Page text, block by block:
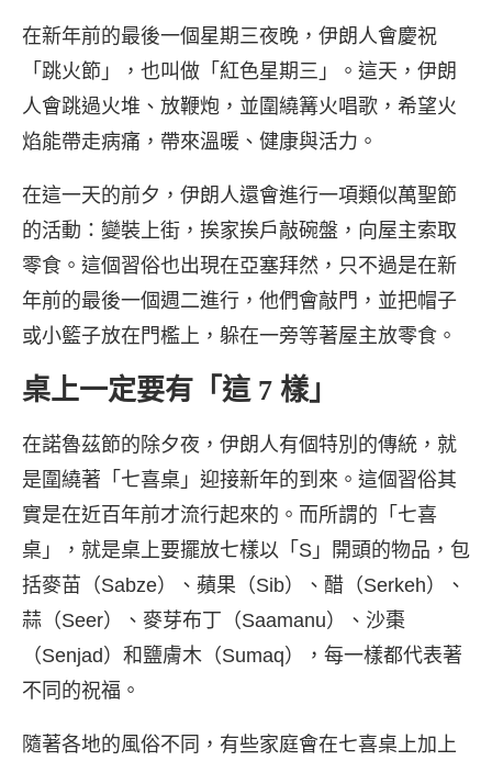
在新年前的最後一個星期三夜晚，伊朗人會慶祝
「跳火節」，也叫做「紅色星期三」。這天，伊朗
人會跳過火堆、放鞭炮，並圍繞篝火唱歌，希望火
焰能帶走病痛，帶來溫暖、健康與活力。
在這一天的前夕，伊朗人還會進行一項類似萬聖節
的活動：變裝上街，挨家挨戶敲碗盤，向屋主索取
零食。這個習俗也出現在亞塞拜然，只不過是在新
年前的最後一個週二進行，他們會敲門，並把帽子
或小籃子放在門檻上，躲在一旁等著屋主放零食。
桌上一定要有「這 7 樣」
在諾魯茲節的除夕夜，伊朗人有個特別的傳統，就
是圍繞著「七喜桌」迎接新年的到來。這個習俗其
實是在近百年前才流行起來的。而所謂的「七喜
桌」，就是桌上要擺放七樣以「S」開頭的物品，包
括麥苗（Sabze）、蘋果（Sib）、醋（Serkeh）、
蒜（Seer）、麥芽布丁（Saamanu）、沙棗
（Senjad）和鹽膚木（Sumaq），每一樣都代表著
不同的祝福。
隨著各地的風俗不同，有些家庭會在七喜桌上加上